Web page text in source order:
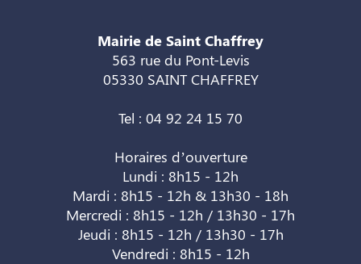
Mairie de Saint Chaffrey
563 rue du Pont-Levis
05330 SAINT CHAFFREY
Tel : 04 92 24 15 70
Horaires d’ouverture
Lundi : 8h15 - 12h
Mardi : 8h15 - 12h & 13h30 - 18h
Mercredi : 8h15 - 12h / 13h30 - 17h
Jeudi : 8h15 - 12h / 13h30 - 17h
Vendredi : 8h15 - 12h